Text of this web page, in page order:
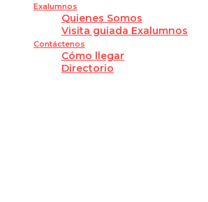
Exalumnos
Quienes Somos
Visita guiada Exalumnos
Contáctenos
Cómo llegar
Directorio